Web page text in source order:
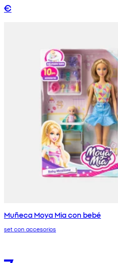
€
Muñeca Moya Mia con bebé
set con accesorios